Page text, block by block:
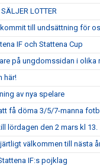
LOTTER
till undsättning för
IF och Stattena Cup
på ungdomssidan i olika
här!
av nya spelare
få döma 3/5/7-manna
lördagen den 2 mars kl 13.
välkommen till nästa
IF:s pojklag